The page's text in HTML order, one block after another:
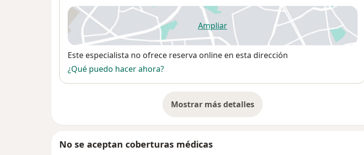
Ampliarse abre en una nueva pestaña
Disponibilidad
Este especialista no ofrece reserva online en esta dirección
¿Qué puedo hacer ahora?
Mostrar más detalles
sobre la dirección
No se aceptan coberturas médicas